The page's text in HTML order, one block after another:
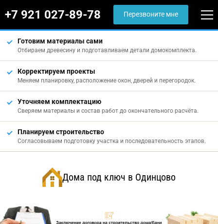
+7 921 027-89-78 Перезвоните мне
Готовим материалы сами
Отбираем древесину и подготавливаем детали домокомплекта.
Корректируем проекты
Меняем планировку, расположение окон, дверей и перегородок.
Уточняем комплектацию
Сверяем материалы и состав работ до окончательного расчёта.
Планируем строительство
Согласовываем подготовку участка и последовательность этапов.
Дома под ключ в Одинцово